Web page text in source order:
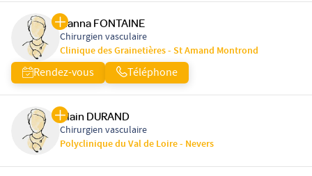
Hanna FONTAINE
Chirurgien vasculaire
Clinique des Grainetières - St Amand Montrond
Rendez-vous Téléphone
Alain DURAND
Chirurgien vasculaire
Polyclinique du Val de Loire - Nevers